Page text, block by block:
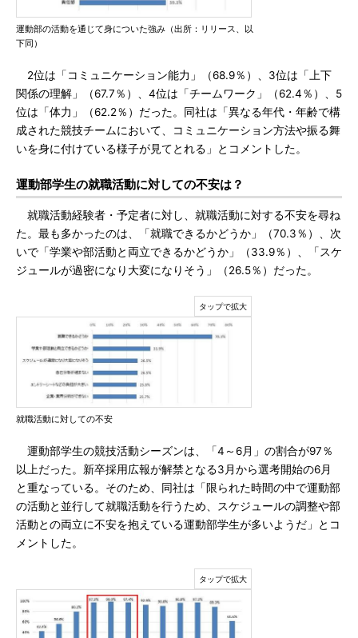
運動部の活動を通じて身についた強み（出所：リリース、以
下同）
2位は「コミュニケーション能力」（68.9％）、3位は「上下
関係の理解」（67.7％）、4位は「チームワーク」（62.4％）、5
位は「体力」（62.2％）だった。同社は「異なる年代・年齢で構
成された競技チームにおいて、コミュニケーション方法や振る舞
いを身に付けている様子が見てとれる」とコメントした。
運動部学生の就職活動に対しての不安は？
就職活動経験者・予定者に対し、就職活動に対する不安を尋ね
た。最も多かったのは、「就職できるかどうか」（70.3％）、次
いで「学業や部活動と両立できるかどうか」（33.9％）、「スケ
ジュールが過密になり大変になりそう」（26.5％）だった。
就職活動に対しての不安
運動部学生の競技活動シーズンは、「4～6月」の割合が97％
以上だった。新卒採用広報が解禁となる3月から選考開始の6月
と重なっている。そのため、同社は「限られた時間の中で運動部
の活動と並行して就職活動を行うため、スケジュールの調整や部
活動との両立に不安を抱えている運動部学生が多いようだ」とコ
メントした。